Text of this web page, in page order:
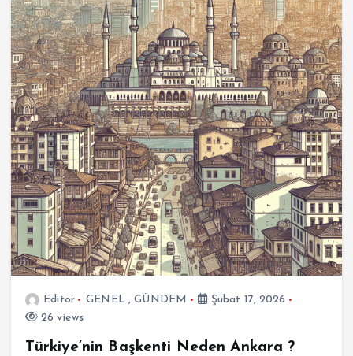
Editor GENEL,GÜNDEM
Şubat 17, 2026
26 views
Türkiye’nin Başkenti Neden Ankara ?